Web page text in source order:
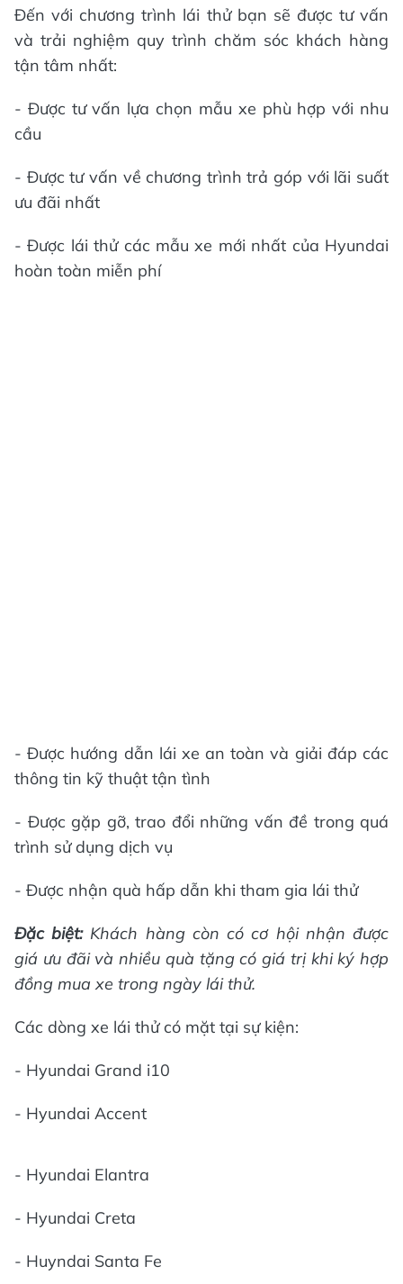
Đến với chương trình lái thử bạn sẽ được tư vấn
và trải nghiệm quy trình chăm sóc khách hàng
tận tâm nhất:
- Được tư vấn lựa chọn mẫu xe phù hợp với nhu
cầu
- Được tư vấn về chương trình trả góp với lãi suất
ưu đãi nhất
- Được lái thử các mẫu xe mới nhất của Hyundai
hoàn toàn miễn phí
- Được hướng dẫn lái xe an toàn và giải đáp các
thông tin kỹ thuật tận tình
- Được gặp gỡ, trao đổi những vấn đề trong quá
trình sử dụng dịch vụ
- Được nhận quà hấp dẫn khi tham gia lái thử
Đặc biệt:Khách hàng còn có cơ hội nhận được
giá ưu đãi và nhiều quà tặng có giá trị khi ký hợp
đồng mua xe trong ngày lái thử.
Các dòng xe lái thử có mặt tại sự kiện:
- Hyundai Grand i10
- Hyundai Accent
- Hyundai Elantra
- Hyundai Creta
- Huyndai Santa Fe